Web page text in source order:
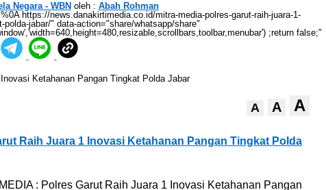
Negara - WBN oleh : Abah Rohman
https://news.danakirtimedia.co.id/mitra-media-polres-garut-raih-juara-1-
polda-jabar/" data-action="share/whatsapp/share"
;return false;"
A A A
Raih Juara 1 Inovasi Ketahanan Pangan Tingkat Polda